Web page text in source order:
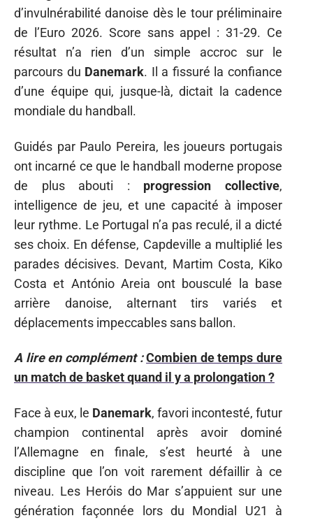
d’invulnérabilité danoise dès le tour préliminaire
de l’Euro 2026. Score sans appel : 31-29. Ce
résultat n’a rien d’un simple accroc sur le
parcours du Danemark. Il a fissuré la confiance
d’une équipe qui, jusque-là, dictait la cadence
mondiale du handball.
Guidés par Paulo Pereira, les joueurs portugais
ont incarné ce que le handball moderne propose
de plus abouti : progression collective,
intelligence de jeu, et une capacité à imposer
leur rythme. Le Portugal n’a pas reculé, il a dicté
ses choix. En défense, Capdeville a multiplié les
parades décisives. Devant, Martim Costa, Kiko
Costa et António Areia ont bousculé la base
arrière danoise, alternant tirs variés et
déplacements impeccables sans ballon.
A lire en complément : Combien de temps dure
un match de basket quand il y a prolongation ?
Face à eux, le Danemark, favori incontesté, futur
champion continental après avoir dominé
l’Allemagne en finale, s’est heurté à une
discipline que l’on voit rarement défaillir à ce
niveau. Les Heróis do Mar s’appuient sur une
génération façonnée lors du Mondial U21 à